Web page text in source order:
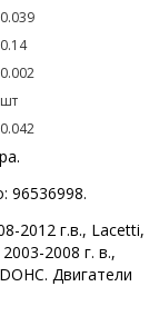
0.039
0.14
0.002
шт
0.042
96536998.
2012 г.в., Lacetti,
2008 г. в.,
Двигатели